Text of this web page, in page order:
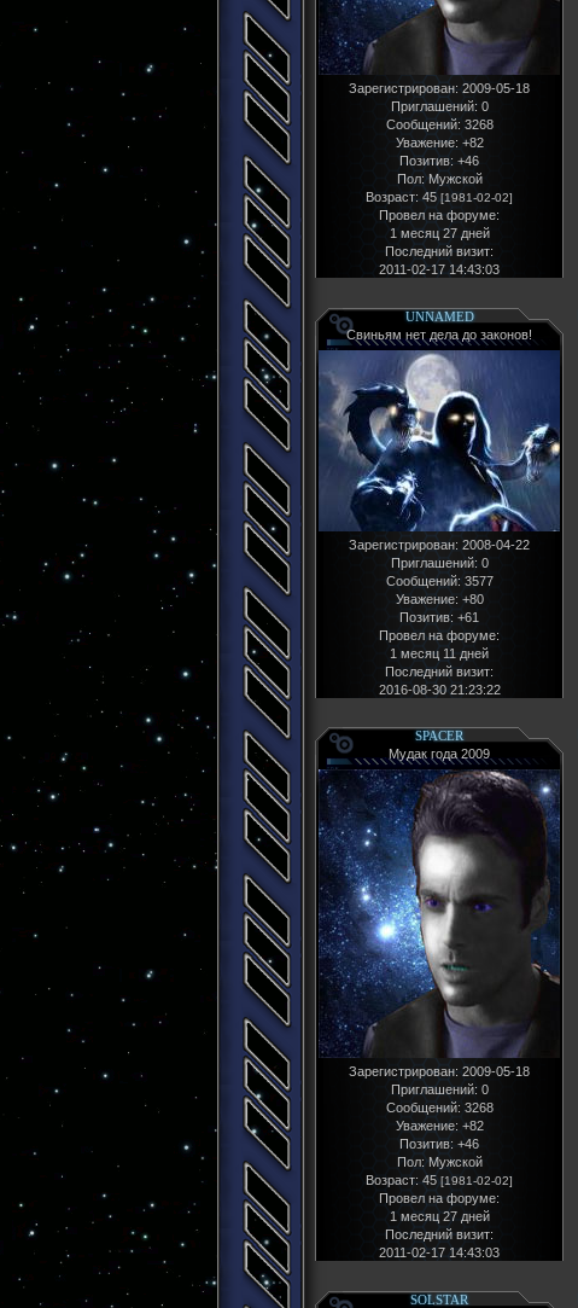
Зарегистрирован: 2009-05-18
Приглашений: 0
Сообщений: 3268
Уважение: +82
Позитив: +46
Пол:Мужской
Возраст: 45 [1981-02-02]
Провел на форуме:
1 месяц 27 дней
Последний визит:
2011-02-17 14:43:03
UNNAMED
Свиньям нет дела до законов!
Зарегистрирован: 2008-04-22
Приглашений: 0
Сообщений: 3577
Уважение: +80
Позитив: +61
Провел на форуме:
1 месяц 11 дней
Последний визит:
2016-08-30 21:23:22
SPACER
Мудак года 2009
Зарегистрирован: 2009-05-18
Приглашений: 0
Сообщений: 3268
Уважение: +82
Позитив: +46
Пол:Мужской
Возраст: 45 [1981-02-02]
Провел на форуме:
1 месяц 27 дней
Последний визит:
2011-02-17 14:43:03
SOLSTAR